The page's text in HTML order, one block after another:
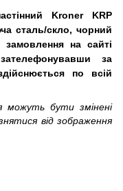
Kroner KRP
сталь/скло, чорний
на сайті
за
по всій
можуть бути змінені
від зображення